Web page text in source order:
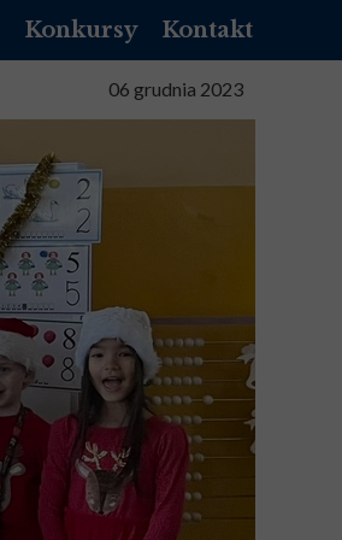
06 grudnia 2023
Konkursy Kontakt